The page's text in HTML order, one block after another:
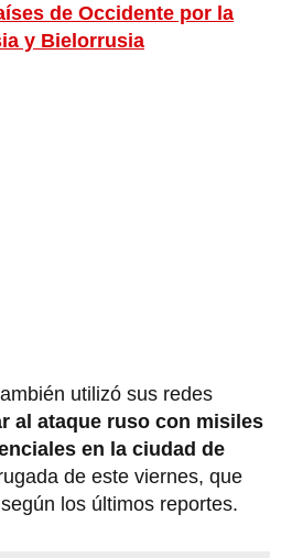
de Occidente por la
y Bielorrusia
utilizó sus redes
al ataque ruso con misiles
en la ciudad de
de este viernes, que
los últimos reportes.